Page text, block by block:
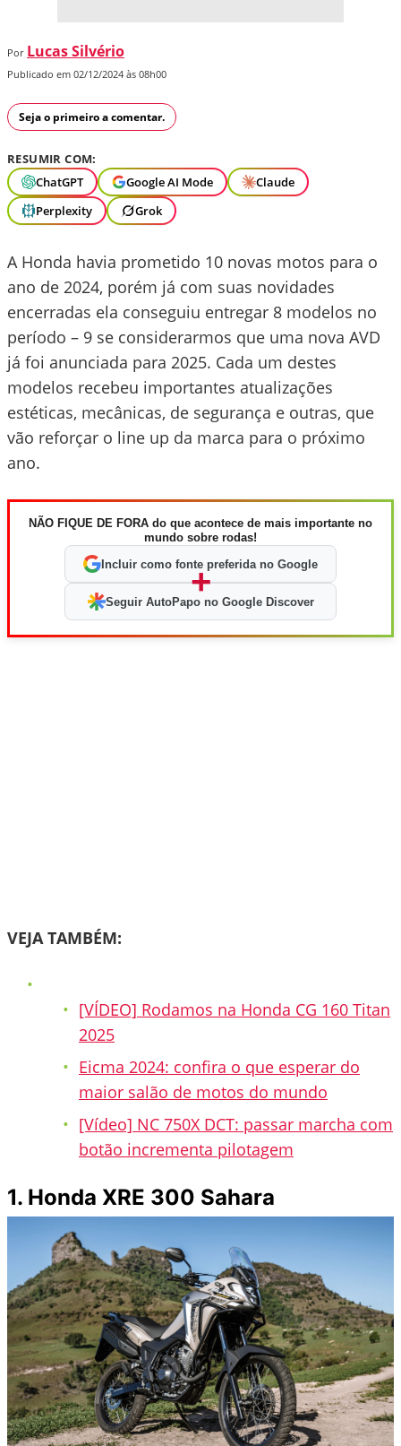
Por Lucas Silvério
Publicado em 02/12/2024 às 08h00
Seja o primeiro a comentar.
RESUMIR COM:
ChatGPT
Google AI Mode
Claude
Perplexity
Grok
A Honda havia prometido 10 novas motos para o
ano de 2024, porém já com suas novidades
encerradas ela conseguiu entregar 8 modelos no
período – 9 se considerarmos que uma nova AVD
já foi anunciada para 2025. Cada um destes
modelos recebeu importantes atualizações
estéticas, mecânicas, de segurança e outras, que
vão reforçar o line up da marca para o próximo
ano.
NÃO FIQUE DE FORA do que acontece de mais importante no
mundo sobre rodas!
Incluir como fonte preferida no Google
+
Seguir AutoPapo no Google Discover
VEJA TAMBÉM:
[VÍDEO] Rodamos na Honda CG 160 Titan
2025
Eicma 2024: confira o que esperar do
maior salão de motos do mundo
[Vídeo] NC 750X DCT: passar marcha com
botão incrementa pilotagem
1. Honda XRE 300 Sahara